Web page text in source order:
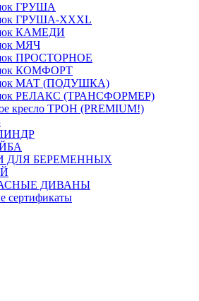
ГРУША
ГРУША-XXXL
КАМЕДИ
МЯЧ
ПРОСТОРНОЕ
КОМФОРТ
МАТ (ПОДУШКА)
РЕЛАКС (ТРАНСФОРМЕР)
кресло ТРОН (PREMIUM!)
ДЛЯ БЕРЕМЕННЫХ
ДИВАНЫ
сертификаты